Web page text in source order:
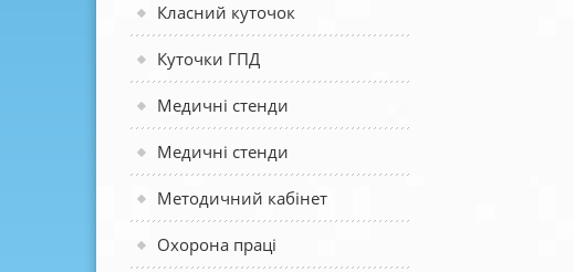
Класний куточок
Куточки ГПД
Медичні стенди
Медичні стенди
Методичний кабінет
Охорона праці